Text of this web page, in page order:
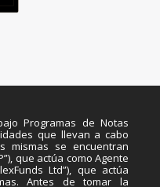
Programas de Notas
que llevan a cabo
mismas se encuentran
que actúa como Agente
Ltd”), que actúa
Antes de tomar la